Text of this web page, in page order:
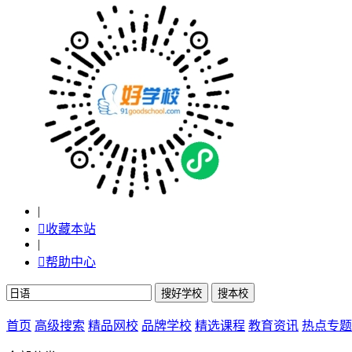
|
收藏本站
|
帮助中心
首页 高级搜索 精品网校 品牌学校 精选课程 教育资讯 热点专题